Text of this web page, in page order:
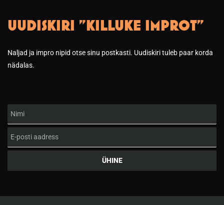
UUDISKIRI "KILLUKE IMPROT"
Naljad ja impro nipid otse sinu postkasti. Uudiskiri tuleb paar korda
nädalas.
Nimi
Email
ÜHINE